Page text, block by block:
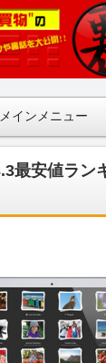
裏ワザ
物のテクニック
インメニュー
最安値ラン